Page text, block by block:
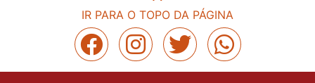
IR PARA O TOPO DA PÁGINA